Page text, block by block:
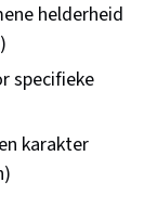
helderheid
specifieke
karakter